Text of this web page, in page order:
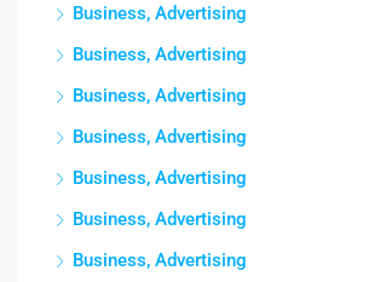
Business, Advertising
Business, Advertising
Business, Advertising
Business, Advertising
Business, Advertising
Business, Advertising
Business, Advertising